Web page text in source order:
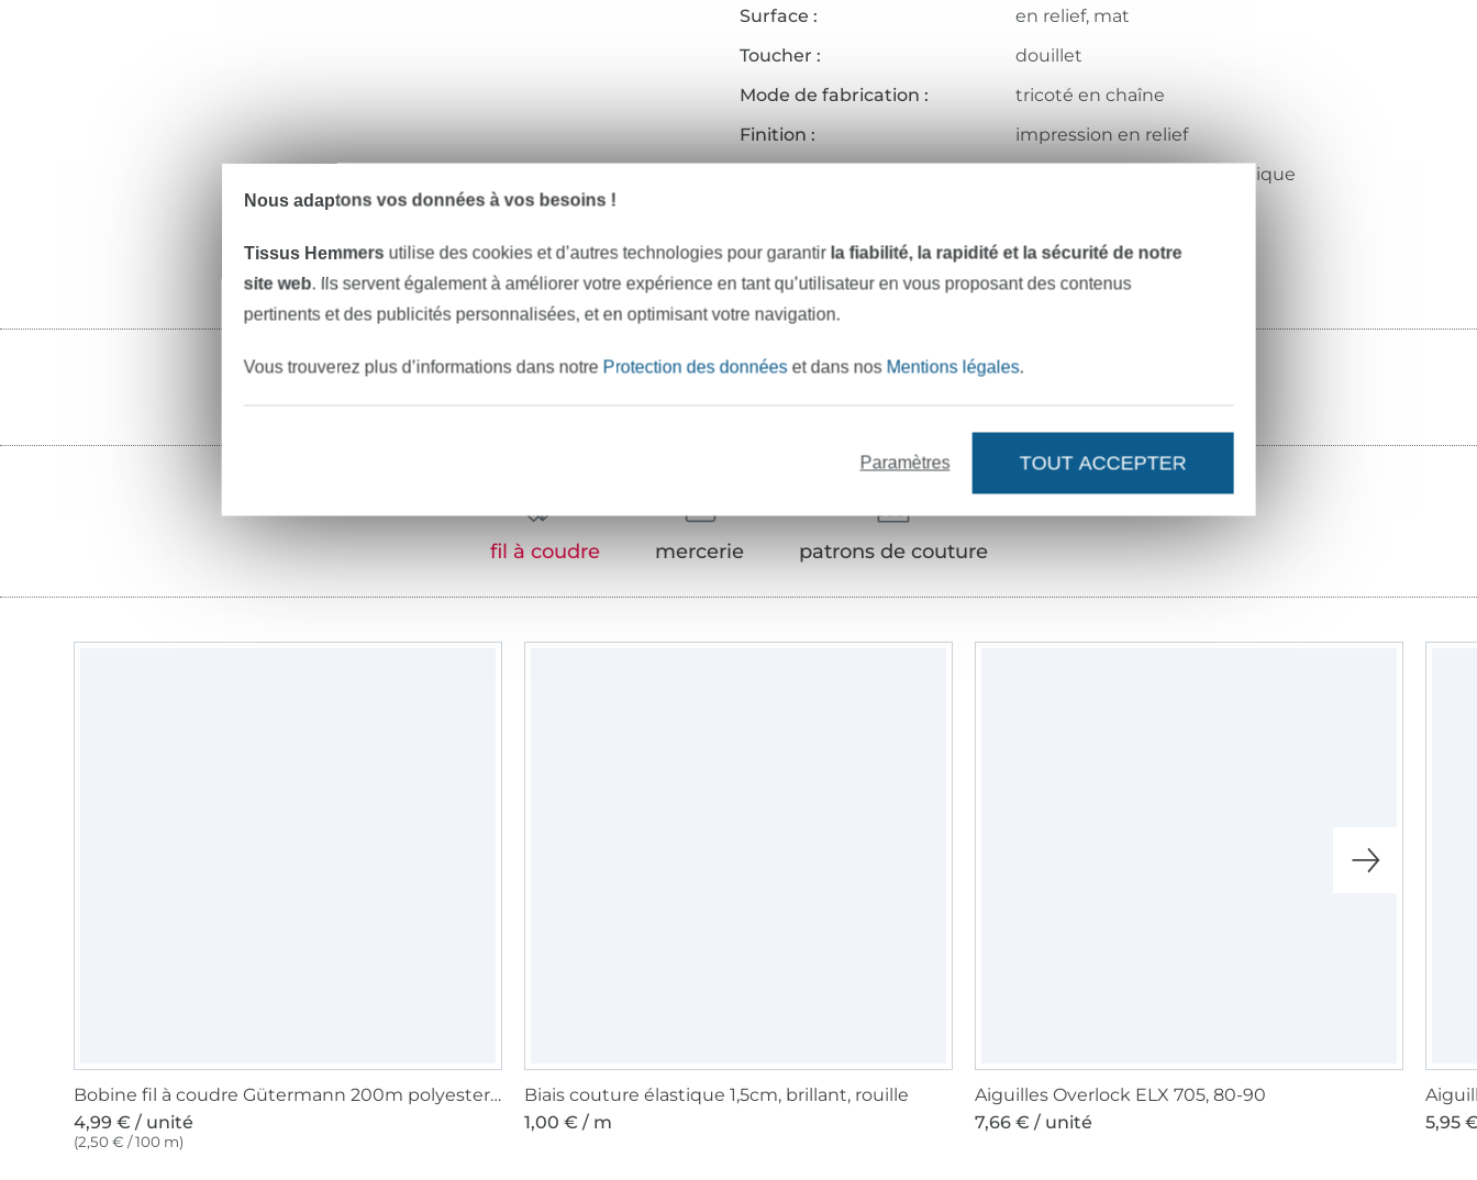
Surface :
en relief, mat
Toucher :
douillet
Mode de fabrication :
tricoté en chaîne
Finition :
impression en relief
duveteux, doux, léger, élastique
Coordonnées du fabricant
fil à coudre mercerie patrons de couture
Bobine fil à coudre Gütermann 200m polyester, (082), rouge
4,99 € / unité
(2,50 € / 100 m)
Biais couture élastique 1,5cm, brillant, rouille
1,00 € / m
Aiguilles Overlock ELX 705, 80-90
7,66 € / unité
5,95
Nous adaptons vos données à vos besoins !
Tissus Hemmers utilise des cookies et d’autres technologies pour garantir la fiabilité, la rapidité et la sécurité de notre
site web. Ils servent également à améliorer votre expérience en tant qu’utilisateur en vous proposant des contenus
pertinents et des publicités personnalisées, et en optimisant votre navigation.
Vous trouverez plus d’informations dans notre Protection des donnéeset dans nos Mentions légales.
Paramètres TOUT ACCEPTER